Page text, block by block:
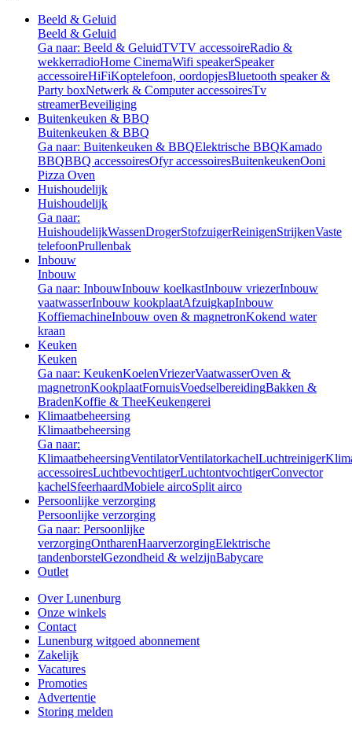
Beeld & Geluid
Beeld & Geluid
Ga naar: Beeld & GeluidTVTV accessoireRadio &
wekkerradioHome CinemaWifi speakerSpeaker
accessoireHiFiKoptelefoon, oordopjesBluetooth speaker &
Party boxNetwerk & Computer accessoiresTv
streamerBeveiliging
Buitenkeuken & BBQ
Buitenkeuken & BBQ
Ga naar: Buitenkeuken & BBQElektrische BBQKamado
BBQBBQ accessoiresOfyr accessoiresBuitenkeukenOoni
Pizza Oven
Huishoudelijk
Huishoudelijk
Ga naar:
HuishoudelijkWassenDrogerStofzuigerReinigenStrijkenVaste
telefoonPrullenbak
Inbouw
Inbouw
Ga naar: InbouwInbouw koelkastInbouw vriezerInbouw
vaatwasserInbouw kookplaatAfzuigkapInbouw
KoffiemachineInbouw oven & magnetronKokend water
kraan
Keuken
Keuken
Ga naar: KeukenKoelenVriezerVaatwasserOven &
magnetronKookplaatFornuisVoedselbereidingBakken &
BradenKoffie & TheeKeukengerei
Klimaatbeheersing
Klimaatbeheersing
Ga naar:
KlimaatbeheersingVentilatorVentilatorkachelLuchtreiniger
accessoiresLuchtbevochtigerLuchtontvochtigerConvector
kachelSfeerhaardMobiele aircoSplit airco
Persoonlijke verzorging
Persoonlijke verzorging
Ga naar: Persoonlijke
verzorgingOntharenHaarverzorgingElektrische
tandenborstelGezondheid & welzijnBabycare
Outlet
Over Lunenburg
Onze winkels
Contact
Lunenburg witgoed abonnement
Zakelijk
Vacatures
Promoties
Advertentie
Storing melden